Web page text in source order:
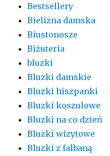
Bestsellery
Bielizna damska
Biustonosze
Biżuteria
bluzki
Bluzki damskie
Bluzki hiszpanki
Bluzki koszulowe
Bluzki na co dzień
Bluzki wizytowe
Bluzki z falbaną